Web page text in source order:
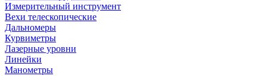
Измерительный инструмент
Вехи телескопические
Дальномеры
Курвиметры
Лазерные уровни
Линейки
Манометры